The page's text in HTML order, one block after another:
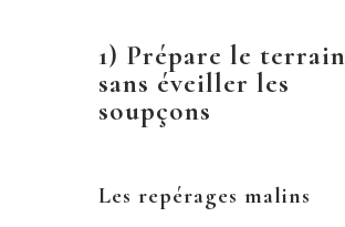
1) Prépare le terrain
sans éveiller les
soupçons
Les repérages malins